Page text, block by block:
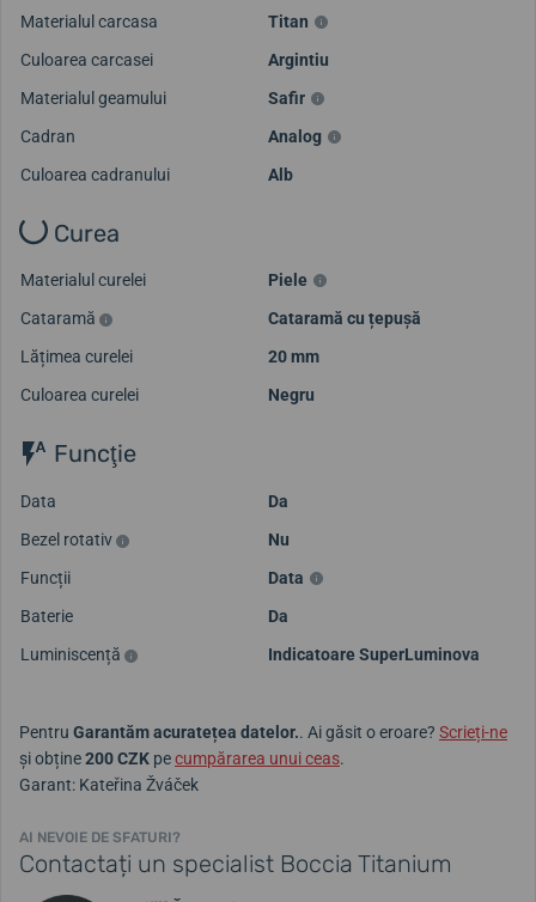
Încarcă mai multe videoclipuri
Materialul carcasa
Titan
Culoarea carcasei
Argintiu
Materialul geamului
Safir
Cadran
Analog
Culoarea cadranului
Alb
Curea
Materialul curelei
Piele
Cataramă
Cataramă cu țepușă
Lățimea curelei
20 mm
Culoarea curelei
Negru
Funcţie
Data
Da
Bezel rotativ
Nu
Funcții
Data
Baterie
Da
Luminiscență
Indicatoare SuperLuminova
Pentru Garantăm acuratețea datelor.. Ai găsit o eroare? Scrieți-ne
și obține200 CZK pecumpărarea unui ceas.
Garant: Kateřina Žváček
AI NEVOIE DE SFATURI?
Contactați un specialist Boccia Titanium